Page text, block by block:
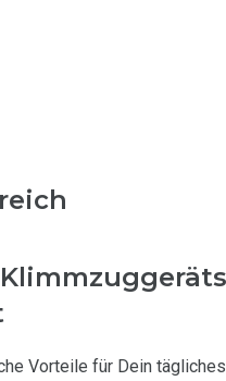
Vorteile für Dein